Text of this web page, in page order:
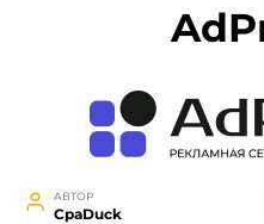
АВТОР
СpaDuck